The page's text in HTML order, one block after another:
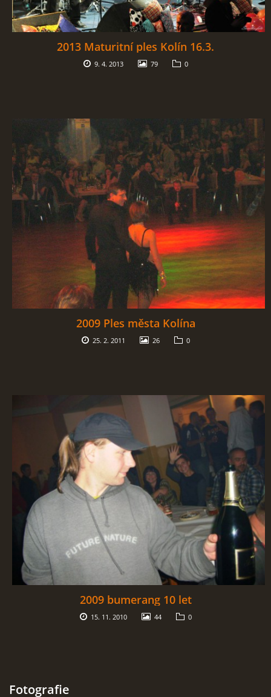
2013 Maturitní ples Kolín 16.3.
9. 4. 2013 79 0
2009 Ples města Kolína
25. 2. 2011 26 0
2009 bumerang 10 let
15. 11. 2010 44 0
Fotografie